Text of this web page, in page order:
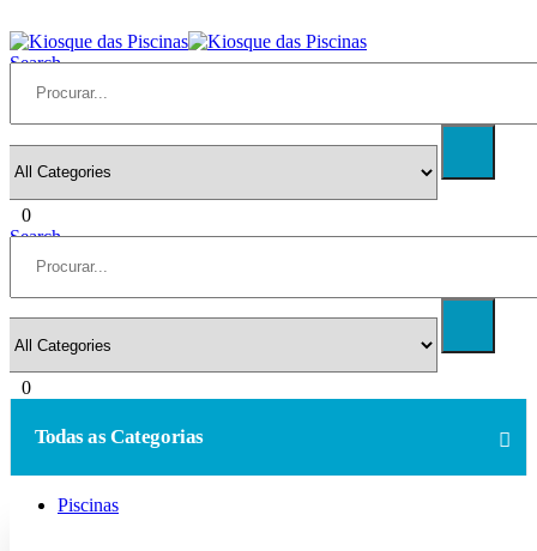
Search
0
Search
0
Todas as Categorias
Piscinas